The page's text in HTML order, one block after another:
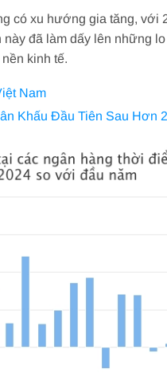
có xu hướng gia tăng, với
đã làm dấy lên những
kinh tế.
Nam
Khấu Đầu Tiên Sau Hơn